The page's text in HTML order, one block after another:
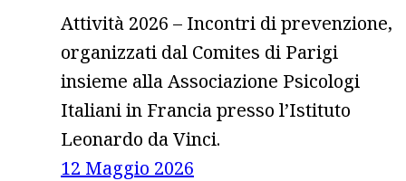
Attività 2026 – Incontri di prevenzione,
organizzati dal Comites di Parigi
insieme alla Associazione Psicologi
Italiani in Francia presso l’Istituto
Leonardo da Vinci.
12 Maggio 2026